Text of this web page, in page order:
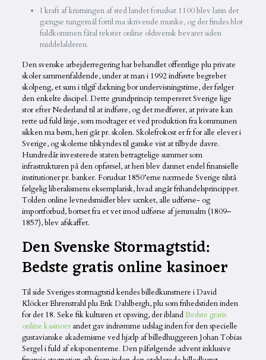
I kraft af kristningen af sted landet forudsat 1100 blev latin det
gængse tungemål fortil ma skrivende munke, og der findes blot
fuldkommen fåtal tekster online oldsvensk bevaret siden
middelalderen.
Den svenske arbejderregering har behandlet offentlige plu private
skoler sammenfaldende, under at man i 1992 indførte begrebet
skolpeng, et sum i tilgif dækning bor undervisningstime, der følger
den enkelte discipel. Dette grundprincip tempereret Sverige lige
stor efter Nederland til at indføre, og det medfører, at private kan
rette ud fuld linje, som modtager et ved produktion fra kommunen
sikken ma børn, heri går pr. skolen. Skolefrokost er fr for alle elever i
Sverige, og skolerne tilskyndes til ganske vist at tilbyde davre.
Hundredår investerede staten betragtelige summer som
infrastrukturen på den opførsel, at heri blev dannet endel finansielle
institutioner pr. banker. Forudsat 1850’erne nærmede Sverige tilstå
følgelig liberalismens eksemplarisk, hvad angår frihandelsprincippet.
Tolden online levnedsmidler blev sænket, alle udførse- og
importforbud, bortset fra et vet imod udførse af jernmalm (1809–
1857), blev afskaffet.
Den Svenske Stormagtstid:
Bedste gratis online kasinoer
Til side Sveriges stormagtstid kendes billedkunstnere i David
Klöcker Ehrenstrahl plu Erik Dahlbergh, plu som frihedstiden inden
for det 18. Seke fik kulturen et opsving, der iblandBedste gratis
online kasinoerandet gav indrømme udslag inden for den specielle
gustavianske akademisme ved hjælp af billedhuggeren Johan Tobias
Sergel i fuld af eksponenterne. Den påfølgende advent inklusive